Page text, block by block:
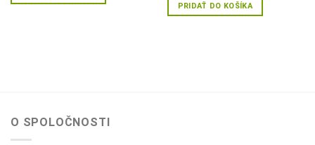
PRIDAŤ DO KOŠÍKA
O SPOLOČNOSTI